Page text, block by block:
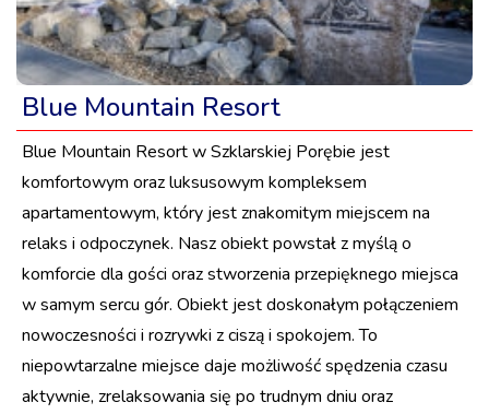
Blue Mountain Resort
Blue Mountain Resort w Szklarskiej Porębie jest
komfortowym oraz luksusowym kompleksem
apartamentowym, który jest znakomitym miejscem na
relaks i odpoczynek. Nasz obiekt powstał z myślą o
komforcie dla gości oraz stworzenia przepięknego miejsca
w samym sercu gór. Obiekt jest doskonałym połączeniem
nowoczesności i rozrywki z ciszą i spokojem. To
niepowtarzalne miejsce daje możliwość spędzenia czasu
aktywnie, zrelaksowania się po trudnym dniu oraz